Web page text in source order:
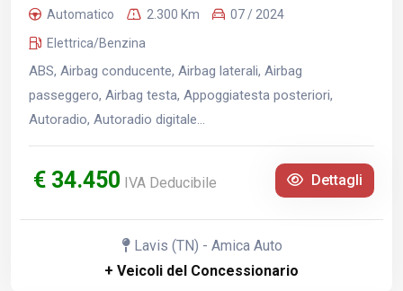
Automatico 2.300 Km
07 / 2024
Elettrica/Benzina
ABS, Airbag conducente, Airbag laterali, Airbag
passeggero, Airbag testa, Appoggiatesta posteriori,
Autoradio, Autoradio digitale...
€ 34.450 IVA Deducibile Dettagli
Lavis (TN) - Amica Auto
+ Veicoli del Concessionario